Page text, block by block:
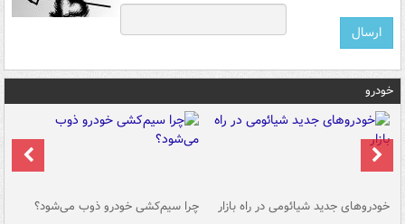
خودرو
خودروهای جدید شیائومی در راه بازار چرا سیم‌کشی خودرو ذوب می‌شود؟